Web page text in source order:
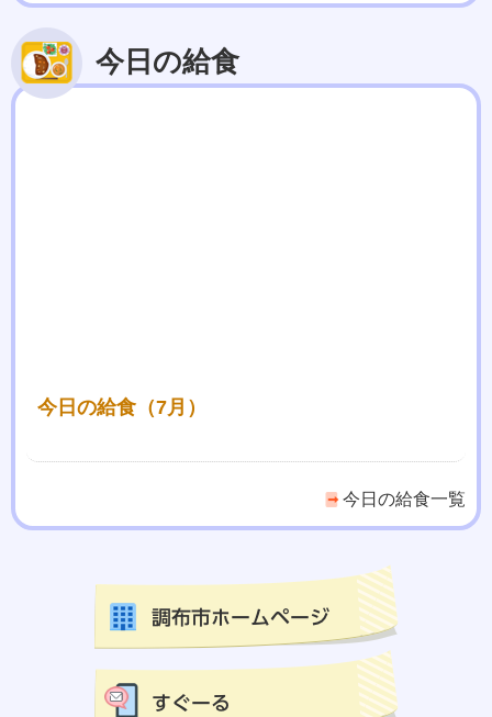
今日の給食
今日の給食（7月）
今日の給食一覧